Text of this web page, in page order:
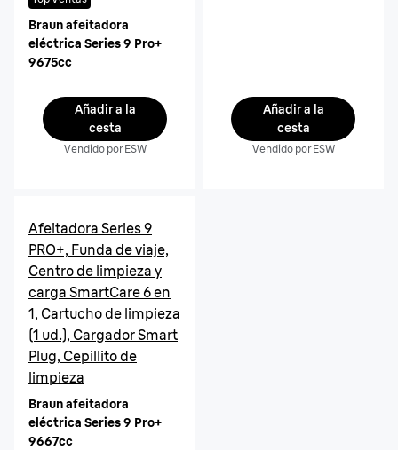
Braun afeitadora
eléctrica Series 9 Pro+
9675cc
Añadir a la
cesta
Vendido por ESW
Añadir a la
cesta
Vendido por ESW
Afeitadora Series 9
PRO+, Funda de viaje,
Centro de limpieza y
carga SmartCare 6 en
1, Cartucho de limpieza
(1 ud.), Cargador Smart
Plug, Cepillito de
limpieza
Braun afeitadora
eléctrica Series 9 Pro+
9667cc